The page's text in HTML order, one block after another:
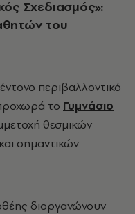
Σχεδιασμός»:
του
περιβαλλοντικό
το Γυμνάσιο
θεσμικών
σημαντικών
διοργανώνουν